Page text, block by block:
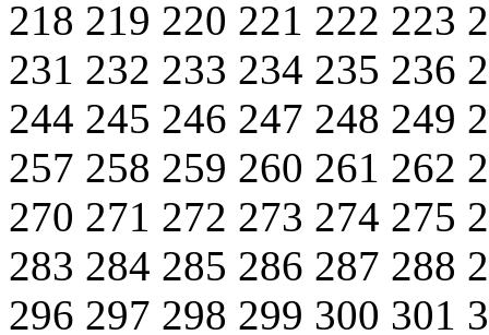
218 219 220 221 222 223
231 232 233 234 235 236
244 245 246 247 248 249
257 258 259 260 261 262
270 271 272 273 274 275
283 284 285 286 287 288
296 297 298 299 300 301